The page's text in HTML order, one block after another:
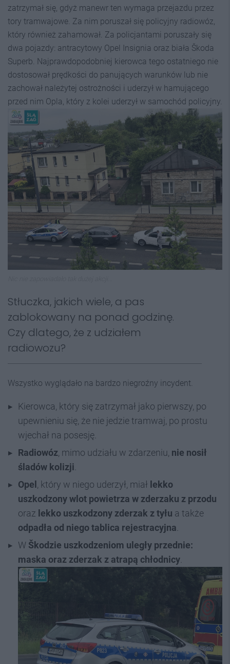
zatrzymał się, gdyż manewr ten wymaga przejazdu przez
tory tramwajowe. Za nim poruszał się policyjny radiowóz,
który również zahamował. Za policjantami poruszały się
dwa pojazdy: antracytowy Opel Insignia oraz biała Škoda
Superb. Najprawdopodobniej kierowca tego ostatniego nie
dostosował prędkości do panujących warunków lub nie
zachował należytej ostrożności i uderzył w hamującego
przed nim Opla, który z kolei uderzył w samochód policyjny.
Stłuczka, jakich wiele, a pas
zablokowany na ponad godzinę.
Czy dlatego, że z udziałem
radiowozu?
Wszystko wyglądało na bardzo niegroźny incydent.
Kierowca, który się zatrzymał jako pierwszy, po
upewnieniu się, że nie jedzie tramwaj, po prostu
wjechał na posesję.
Radiowóz , mimo udziału w zdarzeniu, nie nosił
śladów kolizji
Opel , który w niego uderzył, miał lekko
uszkodzony wlot powietrza w zderzaku z przodu
oraz lekko uszkodzony zderzak z tyłu a także
odpadła od niego tablica rejestracyjna
W Škodzie uszkodzeniom uległy przednie:
maska oraz zderzak z atrapą chłodnicy